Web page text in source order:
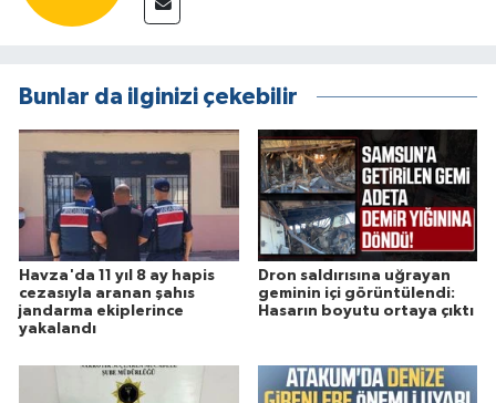
Bunlar da ilginizi çekebilir
Havza'da 11 yıl 8 ay hapis
cezasıyla aranan şahıs
jandarma ekiplerince
yakalandı
Dron saldırısına uğrayan
geminin içi görüntülendi:
Hasarın boyutu ortaya çıktı